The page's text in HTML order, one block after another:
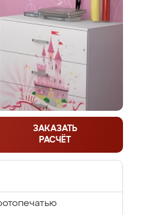
ЗАКАЗАТЬ
РАСЧЁТ